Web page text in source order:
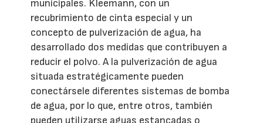
municipales. Kleemann, con un
recubrimiento de cinta especial y un
concepto de pulverización de agua, ha
desarrollado dos medidas que contribuyen a
reducir el polvo. A la pulverización de agua
situada estratégicamente pueden
conectársele diferentes sistemas de bomba
de agua, por lo que, entre otros, también
pueden utilizarse aguas estancadas o